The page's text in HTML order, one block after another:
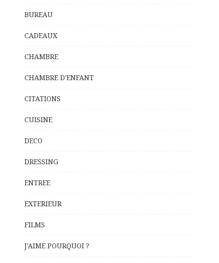
BUREAU
CADEAUX
CHAMBRE
CHAMBRE D'ENFANT
CITATIONS
CUISINE
DECO
DRESSING
ENTREE
EXTERIEUR
FILMS
J'AIME POURQUOI ?